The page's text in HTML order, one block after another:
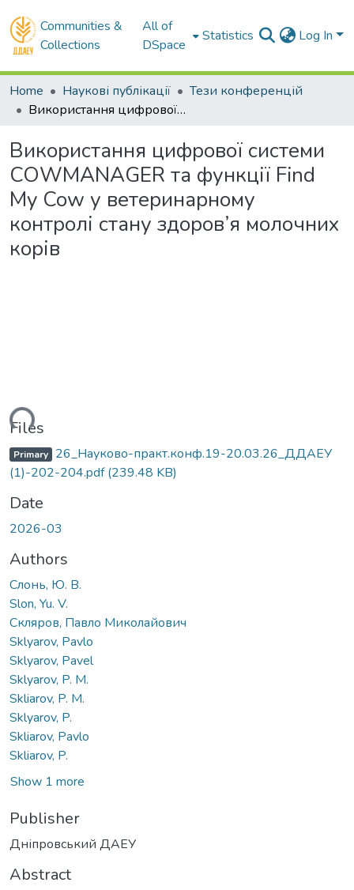
Communities &
Collections
All of
DSpace
Statistics Log In
Home Наукові публікації
Тези конференцій
Використання цифрової системи COWMANAGER та функції Find My Cow у ветеринарному контролі стану здоров’я молочних корів
Використання цифрової системи
COWMANAGER та функції Find
My Cow у ветеринарному
контролі стану здоров’я молочних
корів
Files
Primary 26_Науково-практ.конф.19-20.03.26_ДДАЕУ
(1)-202-204.pdf(239.48 KB)
Date
2026-03
Authors
Слонь, Ю. В.
Slon, Yu. V.
Скляров, Павло Миколайович
Sklyarov, Pavlo
Sklyarov, Pavel
Sklyarov, P. M.
Skliarov, P. M.
Sklyarov, P.
Skliarov, Pavlo
Skliarov, P.
Show 1 more
Publisher
Дніпровський ДАЕУ
Abstract